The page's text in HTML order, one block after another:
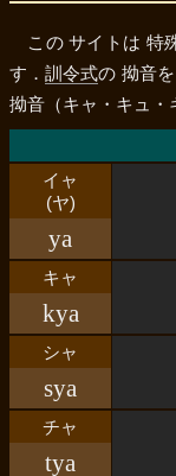
この サイトは 特
す．訓令式の 拗音
拗音（キャ・キュ・
イャ
(ヤ)
ya
キャ
kya
シャ
sya
チャ
tya